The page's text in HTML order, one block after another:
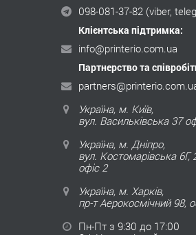
098-081-37-82 (viber,
Клієнтська підтримка:
info@printerio.com.ua
Партнерство та
Україна, м. Київ,
вул. Васильківська 37
Україна, м. Дніпро,
вул. Костомарівська 6Г,
офіс 2
Україна, м. Харків,
пр-т Аерокосмічний 98,
Пн-Пт з 9:30 до 17:00